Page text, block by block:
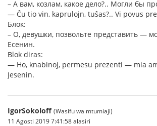
– А вам, козлам, какое дело?.. Могли бы
— Ĉu tio vin, kaprulojn, tuŝas?.. Vi povus
Блок:
– О, девушки, позвольте представить —
Есенин.
Blok diras:
— Ho, knabinoj, permesu prezenti — mia
Jesenin.
IgorSokoloff (Wasifu wa mtumiaji)
11 Agosti 2019 7:41:58 alasiri